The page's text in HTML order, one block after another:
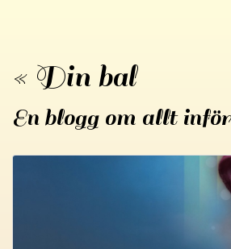
« Din bal
En blogg om allt